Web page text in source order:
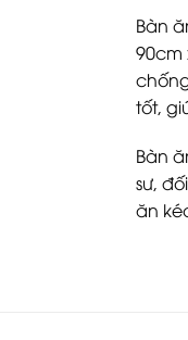
Bàn
90cm
tốt,
Bàn
sư,
ăn